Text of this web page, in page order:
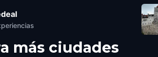
más ciudades